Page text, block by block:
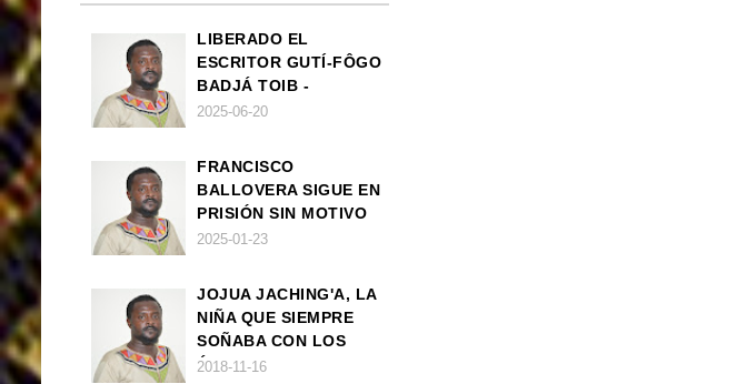
LIBERADO EL
ESCRITOR GUTÍ-FÔGO
BADJÁ TOIB -
FRANCISCO
2025-06-20
FRANCISCO
BALLOVERA SIGUE EN
PRISIÓN SIN MOTIVO
ALGUNO
2025-01-23
JOJUA JACHING'A, LA
NIÑA QUE SIEMPRE
SOÑABA CON LOS
ÁNGELES (UN CUENTO
2018-11-16